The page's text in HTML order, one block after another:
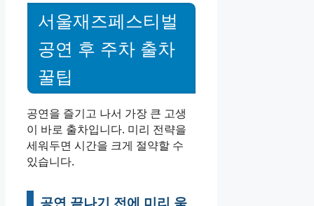
서울재즈페스티벌
공연 후 주차 출차
꿀팁
공연을 즐기고 나서 가장 큰 고생
이 바로 출차입니다. 미리 전략을
세워두면 시간을 크게 절약할 수
있습니다.
공연 끝나기 전에 미리 움